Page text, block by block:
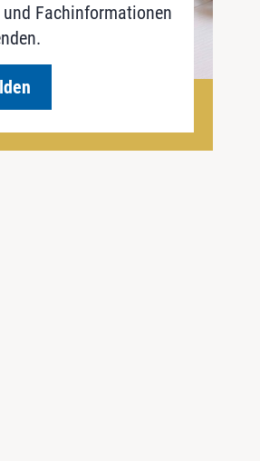
und Fachinformationen